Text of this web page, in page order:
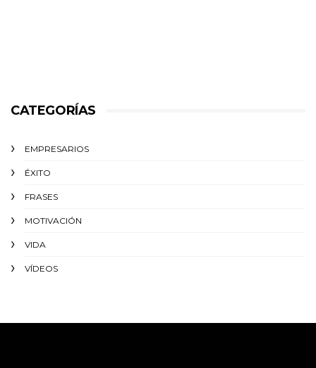
CATEGORÍAS
EMPRESARIOS
ÉXITO‬
FRASES
MOTIVACIÓN
VIDA
VÍDEOS